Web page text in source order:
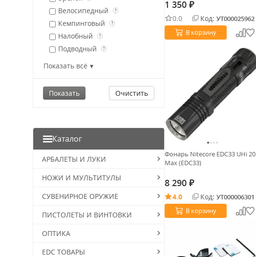
Велосипедный ?
Кемпинговый ?
Налобный ?
Подводный ?
Подствольный
Тактический ?
Показать всё
Очистить
Каталог
АРБАЛЕТЫ И ЛУКИ
НОЖИ И МУЛЬТИТУЛЫ
СУВЕНИРНОЕ ОРУЖИЕ
ПИСТОЛЕТЫ И ВИНТОВКИ
ОПТИКА
EDC ТОВАРЫ
1 350 ₽
0.0 Код: УТ000025962
В корзину
Фонарь Nitecore EDC33 UHi 20
Max (EDC33)
8 290 ₽
4.0 Код: УТ000006301
В корзину